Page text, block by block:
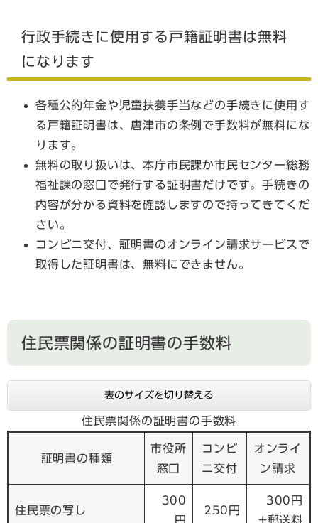
行政手続きに使用する戸籍証明書は無料
になります
各種公的年金や児童扶養手当などの手続きに使用す
る戸籍証明書は、唐津市の条例で手数料が無料にな
ります。
無料の取り扱いは、本庁市民課か市民センター総務
福祉課の窓口で発行する証明書だけです。手続きの
内容が分かる資料を確認しますので持ってきてくだ
さい。
コンビニ交付、証明書のオンライン請求サービスで
取得した証明書は、無料にできません。
住民票関係の証明書の手数料
表のサイズを切り替える
住民票関係の証明書の手数料
証明書の種類
市役所
窓口
コンビ
ニ交付
オンライ
ン請求
住民票の写し
300
円
250円
300円
+郵送料